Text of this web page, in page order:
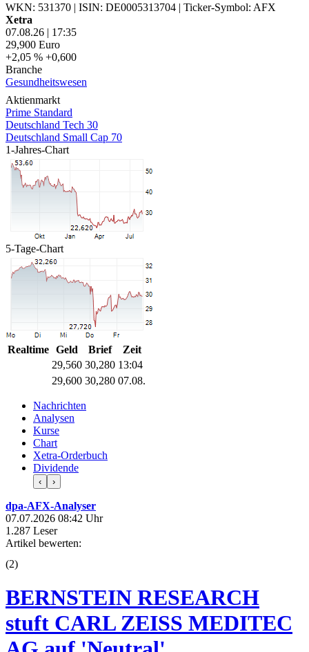
WKN: 531370 | ISIN: DE0005313704 | Ticker-Symbol: AFX
Xetra
07.08.26 | 17:35
29,900 Euro
+2,05 % +0,600
Branche
Gesundheitswesen
Aktienmarkt
Prime Standard
Deutschland Tech 30
Deutschland Small Cap 70
1-Jahres-Chart
5-Tage-Chart
Realtime Geld Brief
Zeit
29,560 30,280 13:04
29,600 30,280 07.08.
Nachrichten
Analysen
Kurse
Chart
Xetra-Orderbuch
Dividende
‹ ›
dpa-AFX-Analyser
07.07.2026 08:42 Uhr
1.287 Leser
Artikel bewerten:
(2)
BERNSTEIN RESEARCH
stuft CARL ZEISS MEDITEC